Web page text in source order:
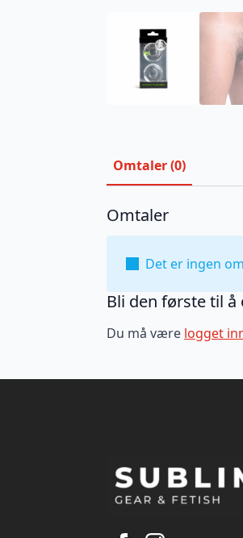
Omtaler (0)
Omtaler
Det er ingen
Bli den første til å
Du må være logget